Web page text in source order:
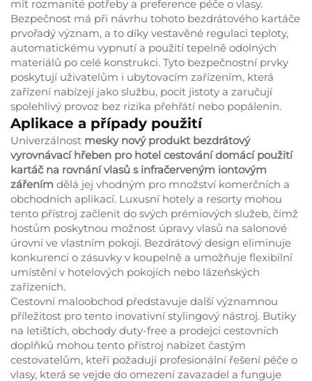
mít rozmanité potřeby a preference péče o vlasy.
Bezpečnost má při návrhu tohoto bezdrátového kartáče
prvořadý význam, a to díky vestavěné regulaci teploty,
automatickému vypnutí a použití tepelně odolných
materiálů po celé konstrukci. Tyto bezpečnostní prvky
poskytují uživatelům i ubytovacím zařízením, která
zařízení nabízejí jako službu, pocit jistoty a zaručují
spolehlivý provoz bez rizika přehřátí nebo popálenin.
Aplikace a případy použití
Univerzálnost mesky nový produkt bezdrátový
vyrovnávací hřeben pro hotel cestování domácí použití
kartáč na rovnání vlasů s infračerveným iontovým
zářením dělá jej vhodným pro množství komerčních a
obchodních aplikací. Luxusní hotely a resorty mohou
tento přístroj začlenit do svých prémiových služeb, čímž
hostům poskytnou možnost úpravy vlasů na salonové
úrovni ve vlastním pokoji. Bezdrátový design eliminuje
konkurenci o zásuvky v koupelně a umožňuje flexibilní
umístění v hotelových pokojích nebo lázeňských
zařízeních.
Cestovní maloobchod představuje další významnou
příležitost pro tento inovativní stylingový nástroj. Butiky
na letištích, obchody duty-free a prodejci cestovních
doplňků mohou tento přístroj nabízet častým
cestovatelům, kteří požadují profesionální řešení péče o
vlasy, která se vejde do omezení zavazadel a funguje